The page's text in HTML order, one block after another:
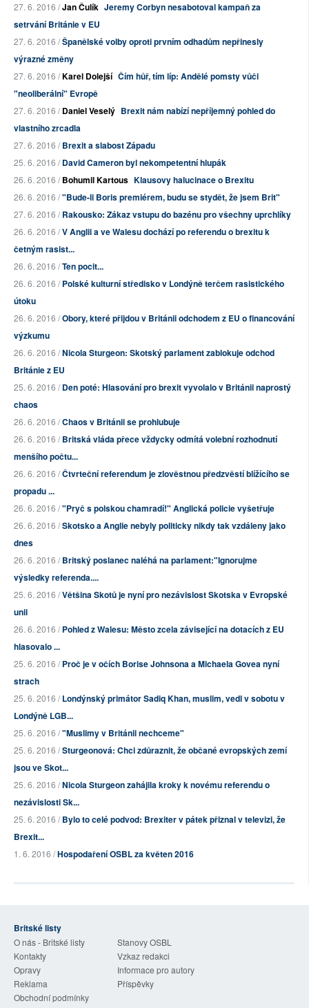
27. 6. 2016 /Jan Čulík Jeremy Corbyn nesabotoval kampaň za
setrvání Británie v EU
27. 6. 2016 /Španělské volby oproti prvním odhadům nepřinesly
výrazné změny
27. 6. 2016 /Karel Dolejší Čím hůř, tím líp: Andělé pomsty vůči
"neoliberální" Evropě
27. 6. 2016 /Daniel Veselý Brexit nám nabízí nepříjemný pohled do
vlastního zrcadla
27. 6. 2016 /Brexit a slabost Západu
25. 6. 2016 /David Cameron byl nekompetentní hlupák
26. 6. 2016 /Bohumil Kartous Klausovy halucinace o Brexitu
26. 6. 2016 /"Bude-li Boris premiérem, budu se stydět, že jsem Brit"
27. 6. 2016 /Rakousko: Zákaz vstupu do bazénu pro všechny uprchlíky
26. 6. 2016 /V Anglii a ve Walesu dochází po referendu o brexitu k
četným rasist...
26. 6. 2016 /Ten pocit...
26. 6. 2016 /Polské kulturní středisko v Londýně terčem rasistického
útoku
26. 6. 2016 /Obory, které přijdou v Británii odchodem z EU o financování
výzkumu
26. 6. 2016 /Nicola Sturgeon: Skotský parlament zablokuje odchod
Británie z EU
25. 6. 2016 /Den poté: Hlasování pro brexit vyvolalo v Británii naprostý
chaos
26. 6. 2016 /Chaos v Británii se prohlubuje
26. 6. 2016 /Britská vláda přece vždycky odmítá volební rozhodnutí
menšího počtu...
26. 6. 2016 /Čtvrteční referendum je zlověstnou předzvěstí blížícího se
propadu ...
26. 6. 2016 /"Pryč s polskou chamradí!" Anglická policie vyšetřuje
26. 6. 2016 /Skotsko a Anglie nebyly politicky nikdy tak vzdáleny jako
dnes
26. 6. 2016 /Britský poslanec naléhá na parlament:"Ignorujme
výsledky referenda....
25. 6. 2016 /Většina Skotů je nyní pro nezávislost Skotska v Evropské
unii
26. 6. 2016 /Pohled z Walesu: Město zcela závisející na dotacích z EU
hlasovalo ...
25. 6. 2016 /Proč je v očích Borise Johnsona a Michaela Govea nyní
strach
25. 6. 2016 /Londýnský primátor Sadiq Khan, muslim, vedl v sobotu v
Londýně LGB...
25. 6. 2016 /"Muslimy v Británii nechceme"
25. 6. 2016 /Sturgeonová: Chci zdůraznit, že občané evropských zemí
jsou ve Skot...
25. 6. 2016 /Nicola Sturgeon zahájila kroky k novému referendu o
nezávislosti Sk...
25. 6. 2016 /Bylo to celé podvod: Brexiter v pátek přiznal v televizi, že
Brexit...
1. 6. 2016 /Hospodaření OSBL za květen 2016
Britské listy
O nás - Britské listy
Stanovy OSBL
Kontakty
Vzkaz redakci
Opravy
Informace pro autory
Reklama
Příspěvky
Obchodní podmínky